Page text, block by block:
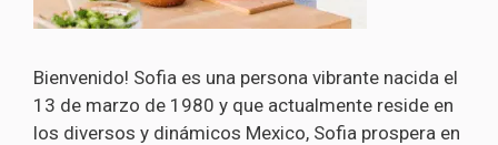
Bienvenido! Sofia es una persona vibrante nacida el
13 de marzo de 1980 y que actualmente reside en
los diversos y dinámicos Mexico, Sofia prospera en